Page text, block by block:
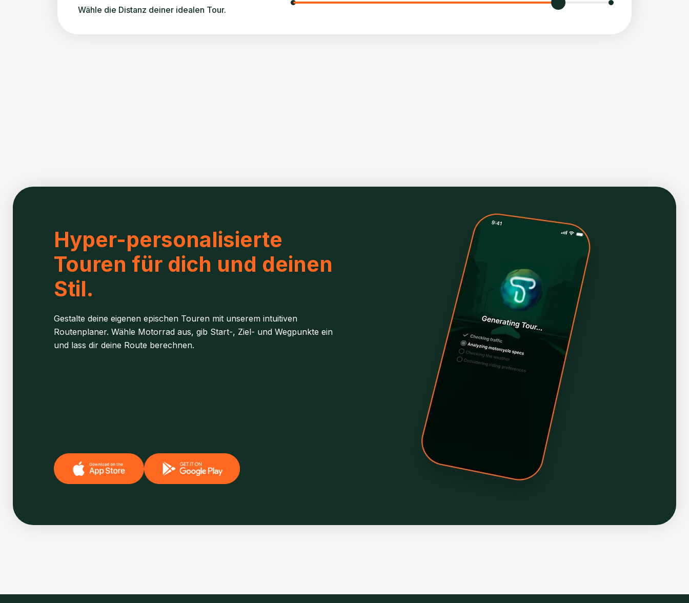
Wähle die Distanz deiner idealen Tour.
Hyper-personalisierte
Touren für dich und deinen
Stil.
Gestalte deine eigenen epischen Touren mit unserem intuitiven
Routenplaner. Wähle Motorrad aus, gib Start-, Ziel- und Wegpunkte ein
und lass dir deine Route berechnen.